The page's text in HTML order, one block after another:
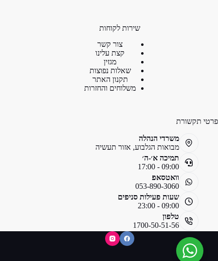
שירות לקוחות
צור קשר
קצת עלינו
מגזין
שאלות נפוצות
תקנון האתר
משלוחים והחזרות
פרטי תקשורת
משרדי הנהלה
מבואות הגלבוע, אזור תעשיה
תמיכה א׳-ה׳
09:00 - 17:00
וואטסאפ
053-890-3060
שעות פעילות סניפים
09:00 - 23:00
טלפון
1700-50-51-56